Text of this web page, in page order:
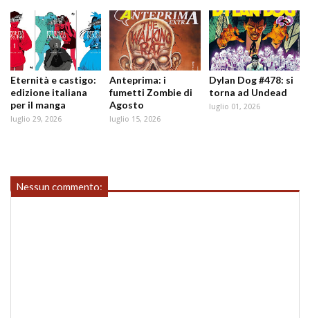
Eternità e castigo:
edizione italiana
per il manga
luglio 29, 2026
Anteprima: i
fumetti Zombie di
Agosto
luglio 15, 2026
Dylan Dog #478: si
torna ad Undead
luglio 01, 2026
Nessun commento: